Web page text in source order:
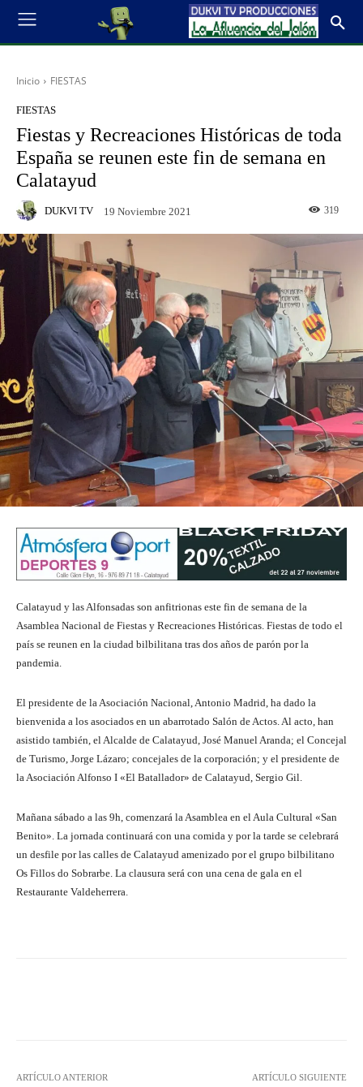
Inicio FIESTAS
FIESTAS
Fiestas y Recreaciones Históricas de toda
España se reunen este fin de semana en
Calatayud
DUKVI TV 19 Noviembre 2021 319
Calatayud y las Alfonsadas son anfitrionas este fin de semana de la
Asamblea Nacional de Fiestas y Recreaciones Históricas. Fiestas de todo el
país se reunen en la ciudad bilbilitana tras dos años de parón por la
pandemia.
El presidente de la Asociación Nacional, Antonio Madrid, ha dado la
bienvenida a los asociados en un abarrotado Salón de Actos. Al acto, han
asistido también, el Alcalde de Calatayud, José Manuel Aranda; el Concejal
de Turismo, Jorge Lázaro; concejales de la corporación; y el presidente de
la Asociación Alfonso I «El Batallador» de Calatayud, Sergio Gil.
Mañana sábado a las 9h, comenzará la Asamblea en el Aula Cultural «San
Benito». La jornada continuará con una comida y por la tarde se celebrará
un desfile por las calles de Calatayud amenizado por el grupo bilbilitano
Os Fillos do Sobrarbe. La clausura será con una cena de gala en el
Restaurante Valdeherrera.
ARTÍCULO ANTERIOR ARTÍCULO SIGUIENTE